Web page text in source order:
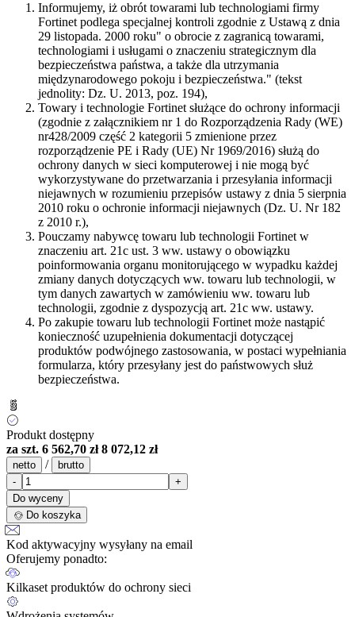
Informujemy, iż obrót towarami lub technologiami firmy
Fortinet podlega specjalnej kontroli zgodnie z Ustawą z dnia
29 listopada. 2000 roku" o obrocie z zagranicą towarami,
technologiami i usługami o znaczeniu strategicznym dla
bezpieczeństwa państwa, a także dla utrzymania
międzynarodowego pokoju i bezpieczeństwa." (tekst
jednolity: Dz. U. 2013, poz. 194),
Towary i technologie Fortinet służące do ochrony informacji
(zgodnie z załącznikiem nr 1 do Rozporządzenia Rady (WE)
nr428/2009 część 2 kategorii 5 zmienione przez
rozporządzenie PE i Rady (UE) Nr 1969/2016) służą do
ochrony danych w sieci komputerowej i nie mogą być
wykorzystywane do przetwarzania i przesyłania informacji
niejawnych w rozumieniu przepisów ustawy z dnia 5 sierpnia
2010 roku o ochronie informacji niejawnych (Dz. U. Nr 182
z 2010 r.),
Pouczamy nabywcę towaru lub technologii Fortinet w
znaczeniu art. 21c ust. 3 ww. ustawy o obowiązku
poinformowania organu monitorującego w wypadku każdej
zmiany danych dotyczących ww. towaru lub technologii, w
tym danych zawartych w zamówieniu ww. towaru lub
technologii, zgodnie z dyspozycją art. 21c ww. ustawy.
Po zakupie towaru lub technologii Fortinet może nastąpić
konieczność uzupełnienia dokumentacji dotyczącej
produktów podwójnego zastosowania, w postaci wypełniania
formularza, który przesyłany jest do państwowych służ
bezpieczeństwa.
Produkt dostępny
za szt. 6 562,70 zł 8 072,12 zł
netto /
brutto
-
+
Do wyceny
Do koszyka
Kod aktywacyjny wysyłany na email
Oferujemy ponadto:
Kilkaset produktów do ochrony sieci